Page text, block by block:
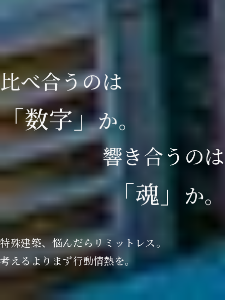
比べ合うのは
「数字」か。
響き合う のは
「魂 」 か。
特殊建築、悩んだらリミットレス。
考えるよりまず行動情熱を。